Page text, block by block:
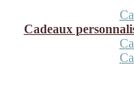
Cadeaux